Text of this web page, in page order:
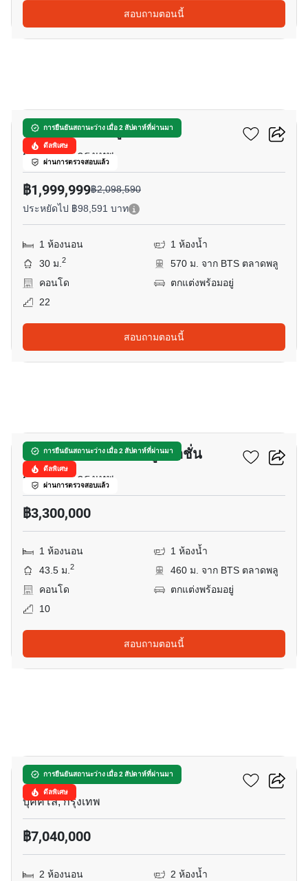
สอบถามตอนนี้
การยืนยันสถานะว่าง เมื่อ 2 สัปดาห์ที่ผ่านมา
ดีลพิเศษ
ผ่านการตรวจสอบแล้ว
ยู ดีไลท์ ตลาดพลู สเตชั่น
ราชพฤกษ์, กรุงเทพ
฿1,999,999฿2,098,590
ประหยัดไป ฿98,591 บาท
1 ห้องนอน
1 ห้องน้ำ
30 ม.2
570 ม. จาก BTS ตลาดพลู
คอนโด
ตกแต่งพร้อมอยู่
22
สอบถามตอนนี้
การยืนยันสถานะว่าง เมื่อ 2 สัปดาห์ที่ผ่านมา
ดีลพิเศษ
ผ่านการตรวจสอบแล้ว
ศุภาลัย ลอฟท์ ตลาดพลู สเตชั่น
ราชพฤกษ์, กรุงเทพ
฿3,300,000
1 ห้องนอน
1 ห้องน้ำ
43.5 ม.2
460 ม. จาก BTS ตลาดพลู
คอนโด
ตกแต่งพร้อมอยู่
10
สอบถามตอนนี้
การยืนยันสถานะว่าง เมื่อ 2 สัปดาห์ที่ผ่านมา
ดีลพิเศษ
เดอะ รูม สาทร-ตากสิน
บุคคโล, กรุงเทพ
฿7,040,000
2 ห้องนอน 2 ห้องน้ำ